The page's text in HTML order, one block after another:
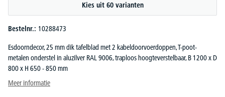
Kies uit 60 varianten
Bestelnr.: 10288473
Esdoorndecor, 25 mm dik tafelblad met 2 kabeldoorvoerdoppen, T-poot-
metalen onderstel in aluzilver RAL 9006, traploos hoogteverstelbaar, B 1200 x D
800 x H 650 - 850 mm
Meer informatie